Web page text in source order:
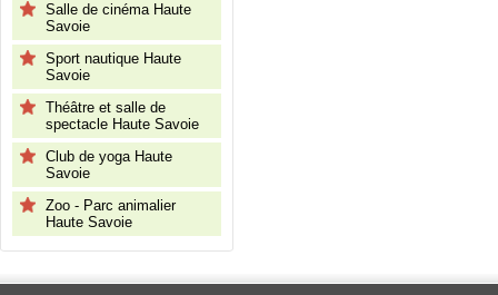
Salle de cinéma Haute
Savoie
Sport nautique Haute
Savoie
Théâtre et salle de
spectacle Haute Savoie
Club de yoga Haute
Savoie
Zoo - Parc animalier
Haute Savoie